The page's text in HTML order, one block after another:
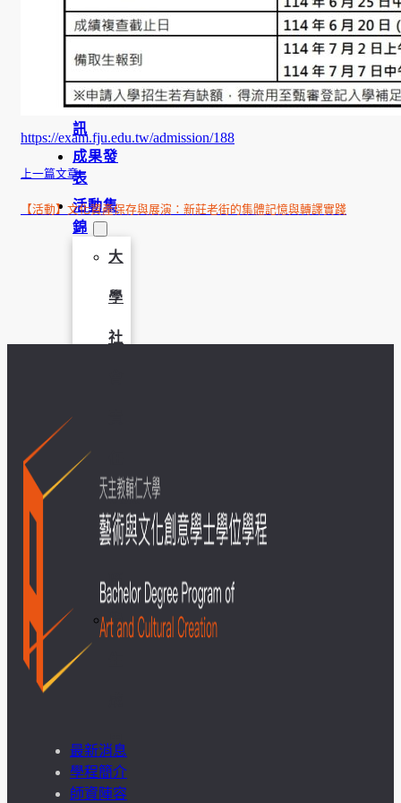
師資陣
容
課程資
訊
招生資
訊
成果發
表
活動集
錦
大
學
社
USR
專
區
學
果
呈
https://exam.fju.edu.tw/admission/188
上一篇文章
【活動】文化資產保存與展演：新莊老街的集體記憶與轉譯實踐
最新消息
學程簡介
師資陣容